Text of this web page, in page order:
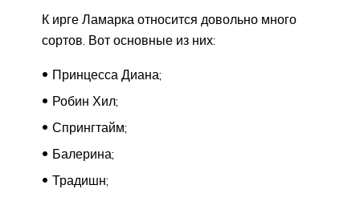
К ирге Ламарка относится довольно много
сортов. Вот основные из них:
Принцесса Диана;
Робин Хил;
Спрингтайм;
Балерина;
Традишн;